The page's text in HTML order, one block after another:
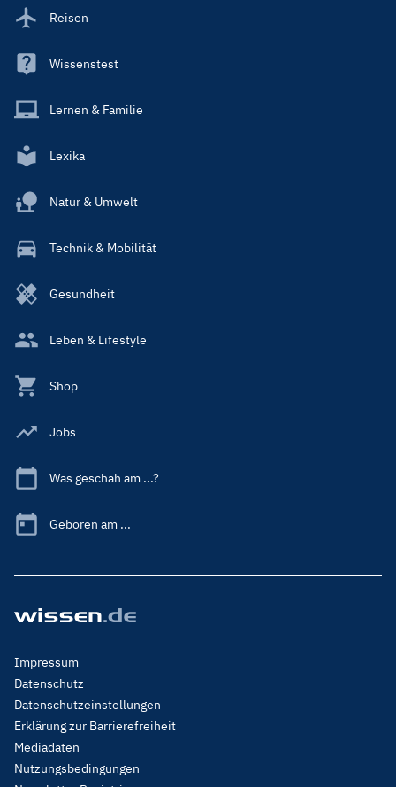
Reisen
Wissenstest
Lernen & Familie
Lexika
Natur & Umwelt
Technik & Mobilität
Gesundheit
Leben & Lifestyle
Shop
Jobs
Was geschah am ...?
Geboren am ...
Footer
Menu
Legal
Impressum
Datenschutz
Datenschutzeinstellungen
Erklärung zur Barrierefreiheit
Mediadaten
Nutzungsbedingungen